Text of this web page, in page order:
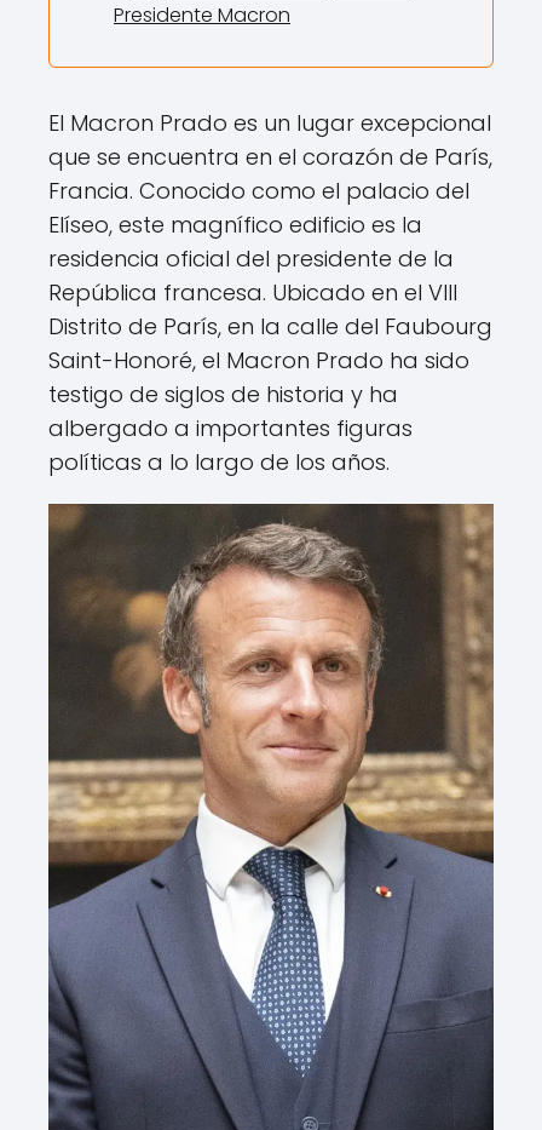
Presidente Macron
El Macron Prado es un lugar excepcional
que se encuentra en el corazón de París,
Francia. Conocido como el palacio del
Elíseo, este magnífico edificio es la
residencia oficial del presidente de la
República francesa. Ubicado en el VIII
Distrito de París, en la calle del Faubourg
Saint-Honoré, el Macron Prado ha sido
testigo de siglos de historia y ha
albergado a importantes figuras
políticas a lo largo de los años.